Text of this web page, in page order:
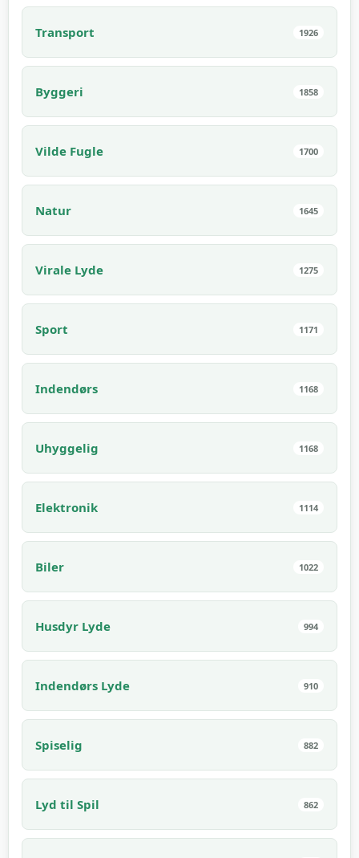
Transport 1926
Byggeri 1858
Vilde Fugle 1700
Natur 1645
Virale Lyde 1275
Sport 1171
Indendørs 1168
Uhyggelig 1168
Elektronik 1114
Biler 1022
Husdyr Lyde 994
Indendørs Lyde 910
Spiselig 882
Lyd til Spil 862